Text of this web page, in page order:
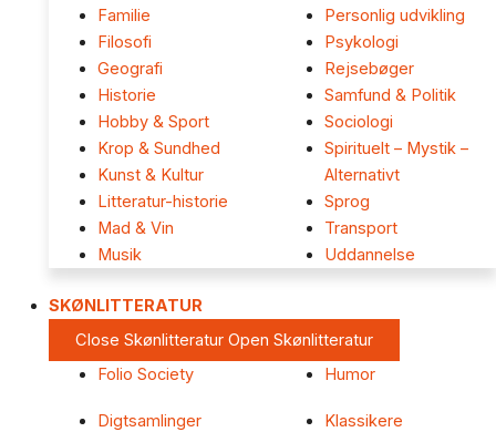
Familie
Filosofi
Geografi
Historie
Hobby & Sport
Krop & Sundhed
Kunst & Kultur
Litteratur-historie
Mad & Vin
Musik
Personlig udvikling
Psykologi
Rejsebøger
Samfund & Politik
Sociologi
Spirituelt – Mystik –
Alternativt
Sprog
Transport
Uddannelse
SKØNLITTERATUR
Close Skønlitteratur Open Skønlitteratur
Folio Society
Digtsamlinger
Humor
Klassikere